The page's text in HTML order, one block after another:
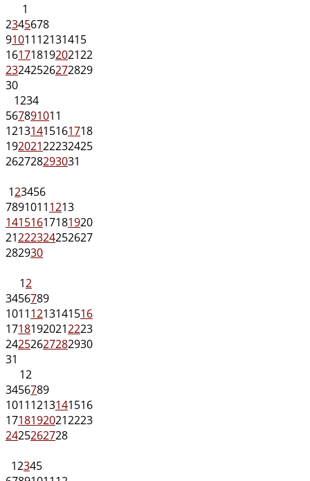
1
2345678
9101112131415
16171819202122
23242526272829
30
1234
567891011
12131415161718
19202122232425
262728293031
123456
78910111213
14151617181920
21222324252627
282930
12
3456789
10111213141516
17181920212223
24252627282930
31
12
3456789
10111213141516
17181920212223
2425262728
12345